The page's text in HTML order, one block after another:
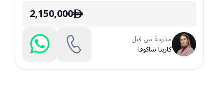
ê
2,150,000
مدرجة من قبل
كارينا ساكوفا